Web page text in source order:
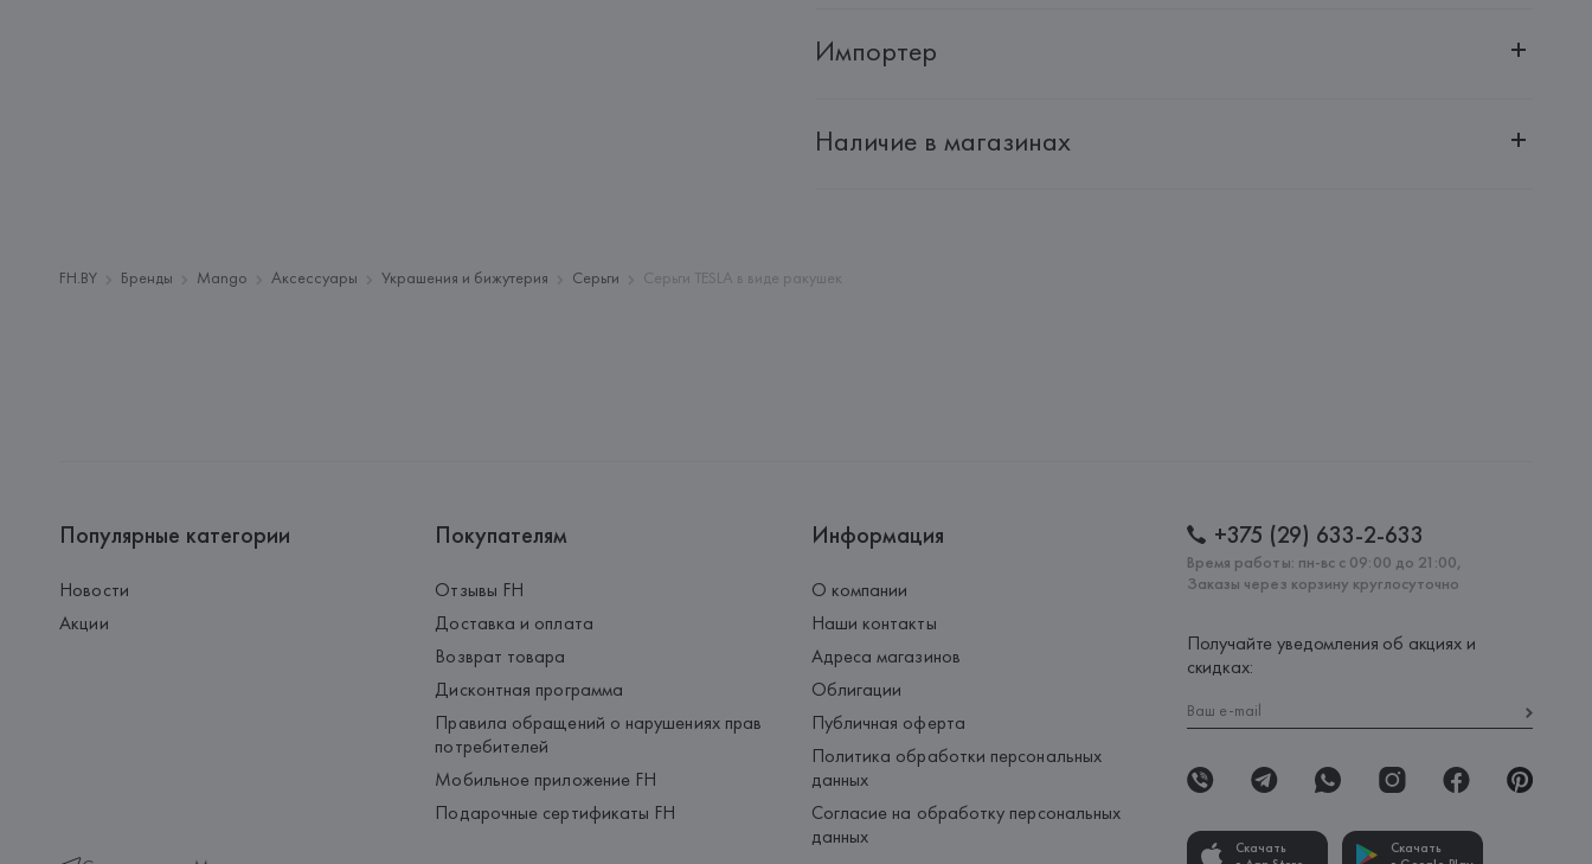
Импортер
Адрес: Республика Беларусь, 220030, г. Минск, ул. Немига, 5, пом. 39, ком. 1
Наличие в магазинах
FH.BY Бренды Mango Аксессуары Украшения и бижутерия Серьги Серьги TESLA в виде ракушек
Популярные категории
Новости
Акции
Покупателям
Отзывы FH
Доставка и оплата
Возврат товара
Дисконтная программа
Правила обращений о нарушениях прав
потребителей
Мобильное приложение FH
Подарочные сертификаты FH
Информация
О компании
Наши контакты
Адреса магазинов
Облигации
Публичная оферта
Политика обработки персональных
данных
Согласие на обработку персональных
данных
+375 (29) 633-2-633
Время работы: пн-вс с 09:00 до 21:00,
Заказы через корзину круглосуточно
Получайте уведомления об акциях и
скидках:
Скачать
Скачать